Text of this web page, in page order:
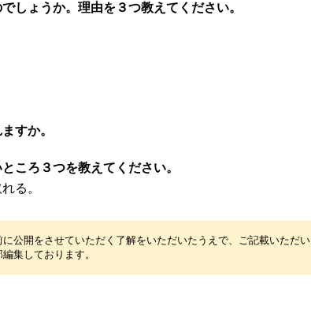
しょうか。理由を３つ教えてください。
すか。
ころ３つを教えてください。
る。
開をさせていただく了解をいただいたうえで、ご記載いただい
集しております。